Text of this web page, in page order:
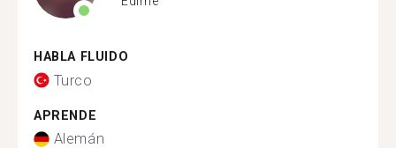
HABLA FLUIDO
Turco
APRENDE
Alemán